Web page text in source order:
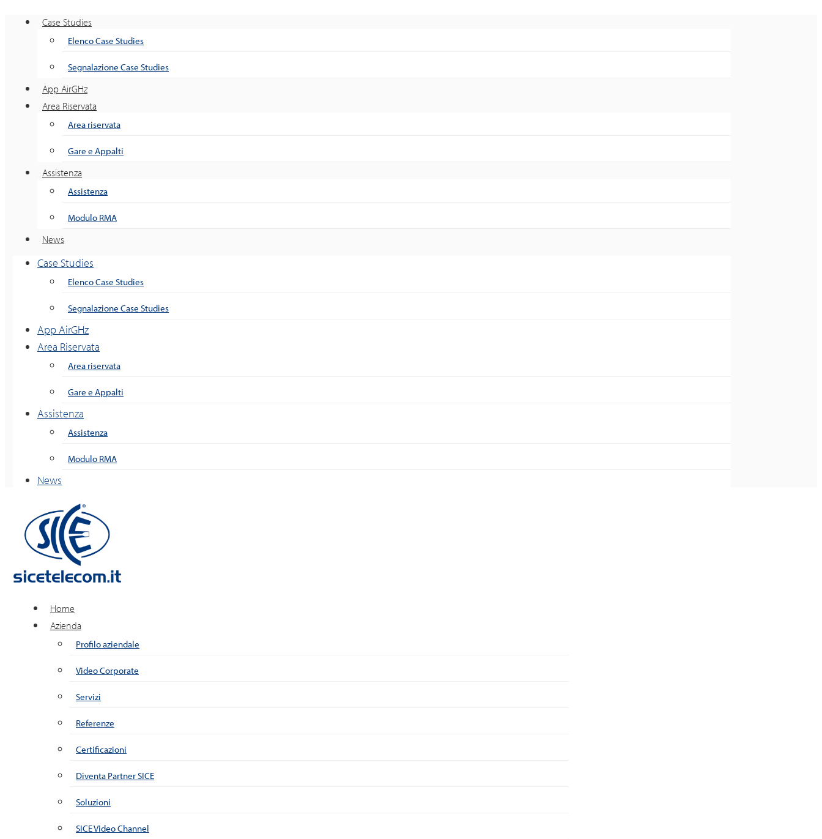
Case Studies
Elenco Case Studies
Segnalazione Case Studies
App AirGHz
Area Riservata
Area riservata
Gare e Appalti
Assistenza
Assistenza
Modulo RMA
News
Case Studies
Elenco Case Studies
Segnalazione Case Studies
App AirGHz
Area Riservata
Area riservata
Gare e Appalti
Assistenza
Assistenza
Modulo RMA
News
Home
Azienda
Profilo aziendale
Video Corporate
Servizi
Referenze
Certificazioni
Diventa Partner SICE
Soluzioni
SICE Video Channel